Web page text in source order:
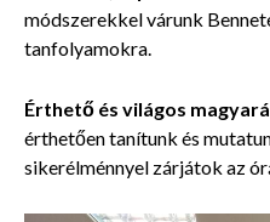
módszerekkel várunk
tanfolyamokra.
Érthető és világos
érthetően tanítunk és
sikerélménnyel zárjátok az